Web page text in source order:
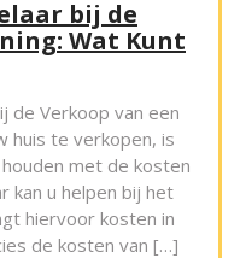
bij de
Wat Kunt
de Verkoop van een
huis te verkopen, is
met de kosten
kan u helpen bij het
hiervoor kosten in
de kosten van […]